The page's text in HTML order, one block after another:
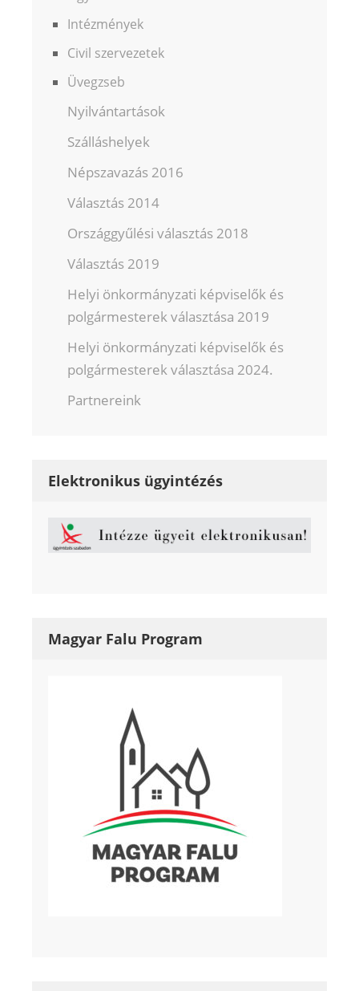
Intézmények
Civil szervezetek
Üvegzseb
Nyilvántartások
Szálláshelyek
Népszavazás 2016
Választás 2014
Országgyűlési választás 2018
Választás 2019
Helyi önkormányzati képviselők és
polgármesterek választása 2019
Helyi önkormányzati képviselők és
polgármesterek választása 2024.
Partnereink
Elektronikus ügyintézés
Magyar Falu Program